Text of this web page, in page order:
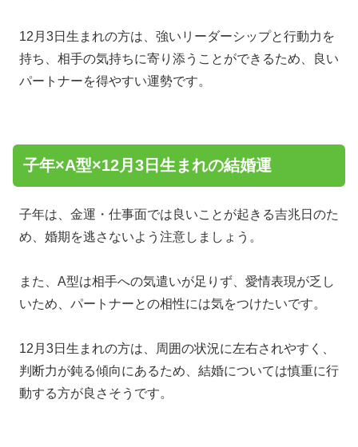
12月3日生まれの方は、強いリーダーシップと行動力を
持ち、相手の気持ちに寄り添うことができるため、良い
パートナーを得やすい運勢です。
子年×A型×12月3日生まれの結婚運
子年は、金運・仕事面では良いことが起きる吉兆日のた
め、婚期を逃さないよう注意しましょう。
また、A型は相手への気遣いが足りず、愛情表現が乏し
いため、パートナーとの相性には気をつけたいです。
12月3日生まれの方は、周囲の状況に左右されやすく、
判断力が鈍る傾向にあるため、結婚については慎重に行
動する方が良さそうです。